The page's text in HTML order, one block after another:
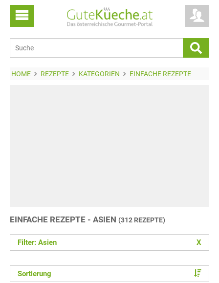
HOME REZEPTE KATEGORIEN EINFACHE REZEPTE
EINFACHE REZEPTE - ASIEN (312 REZEPTE)
Filter: Asien X
Sortierung